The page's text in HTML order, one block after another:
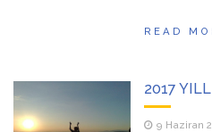
READ
2017
9 Haziran